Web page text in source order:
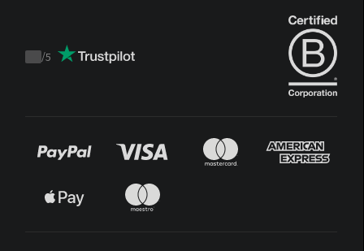
Trustpilot
/5